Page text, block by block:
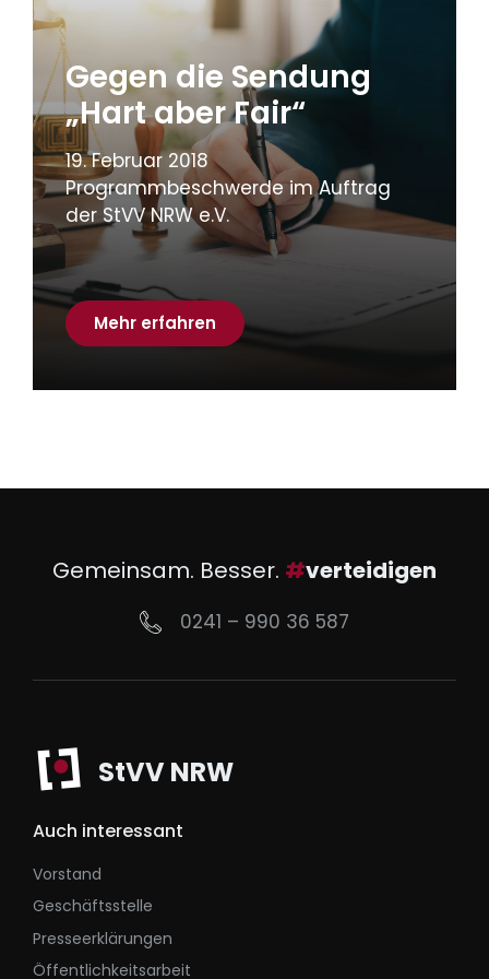
Gegen die Sendung
„Hart aber Fair“
19. Februar 2018
Programmbeschwerde im Auftrag
der StVV NRW e.V.
Mehr erfahren
Gemeinsam. Besser. #verteidigen
0241 – 990 36 587
StVV NRW
Auch interessant
Vorstand
Geschäftsstelle
Presseerklärungen
Öffentlichkeitsarbeit